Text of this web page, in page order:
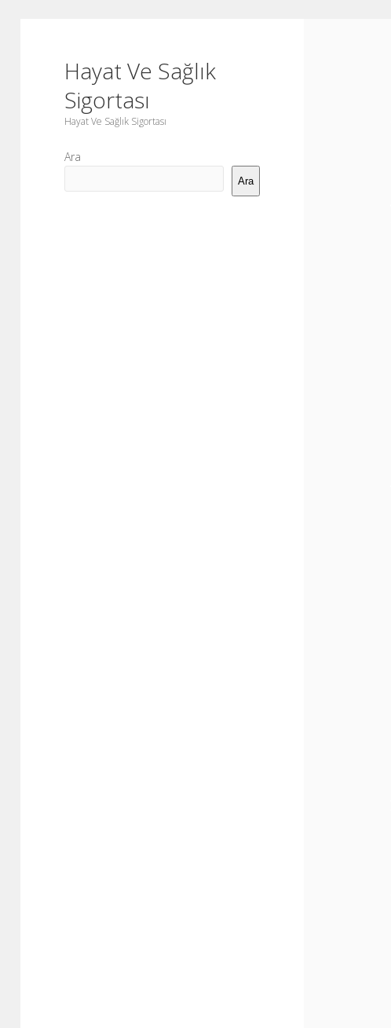
Hayat Ve Sağlık
Sigortası
Hayat Ve Sağlık Sigortası
Yan
Menü
Ara
Ara